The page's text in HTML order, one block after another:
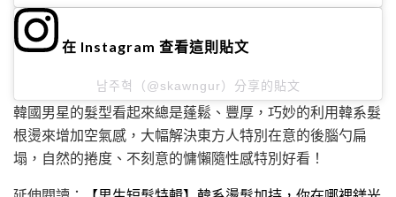
在 Instagram 查看這則貼文
남주혁（@skawngur）分享的貼文
韓國男星的髮型看起來總是蓬鬆、豐厚，巧妙的利用韓系髮
根燙來增加空氣感，大幅解決東方人特別在意的後腦勺扁
塌，自然的捲度、不刻意的慵懶隨性感特別好看！